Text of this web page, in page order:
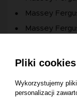
Massey
Massey
Massey
Massey
Pliki cookies
Wykorzystujemy
personalizacji